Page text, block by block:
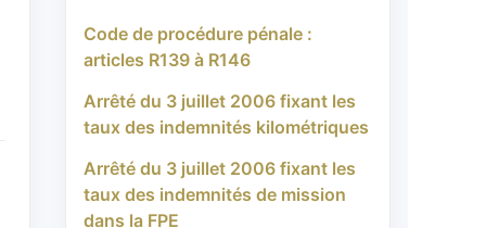
Code de procédure pénale :
articles R139 à R146
Arrêté du 3 juillet 2006 fixant les
taux des indemnités kilométriques
Arrêté du 3 juillet 2006 fixant les
taux des indemnités de mission
dans la FPE